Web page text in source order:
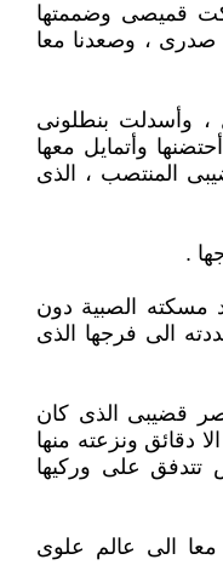
قميصى وضممتها
صدرى ، وصعدنا معا
، وأسدلت بنطلونى
وأتمايل معها
المنتصب ، الذى
.
الصبية دون
الى فرجها الذى
قضيبى الذى كان
دقائق ونزعته منها
تتدفق على وركيها
معا الى عالم علوى